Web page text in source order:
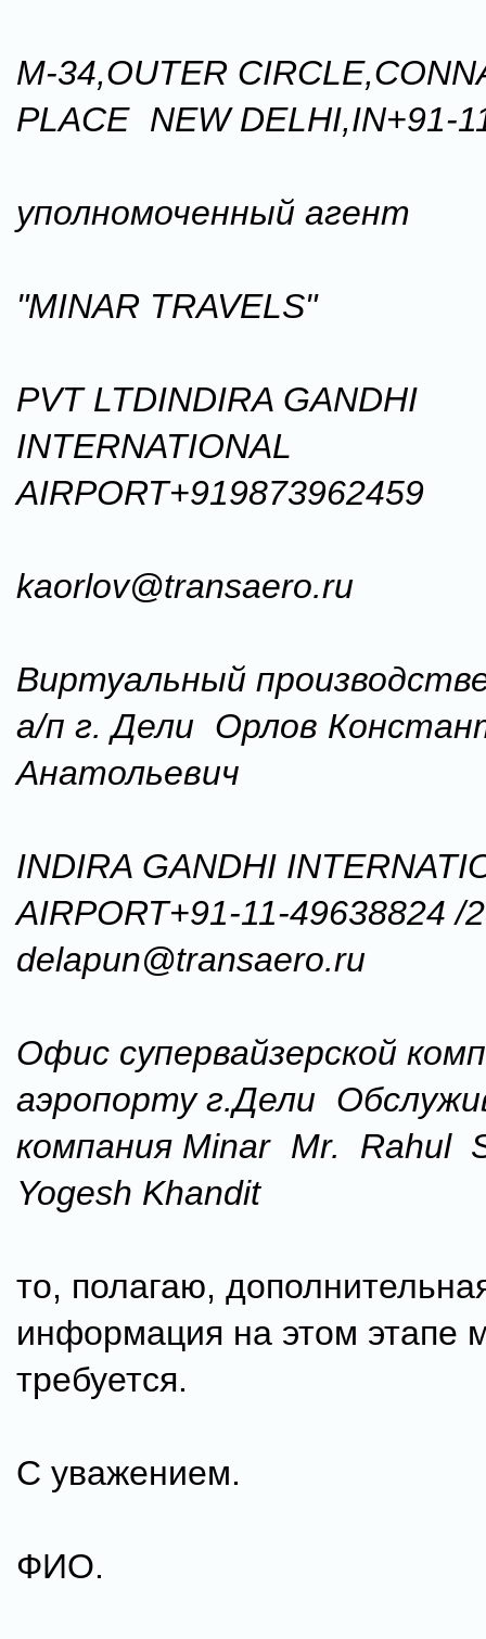
M-34,OUTER
PLACE NEW DELHI,IN+91-
уполномоченный агент
"MINAR TRAVELS"
PVT LTDINDIRA GANDHI
INTERNATIONAL
AIRPORT+919873962459
kaorlov@transaero.ru
Виртуальный
а/п г. Дели Орлов
Анатольевич
INDIRA GANDHI
AIRPORT+91-11-49638824
delapun@transaero.ru
Офис супервайзерской
аэропорту г.Дели
компания Minar Mr. Rahul
Yogesh Khandit
то, полагаю,
информация на этом этапе
требуется.
С уважением.
ФИО.